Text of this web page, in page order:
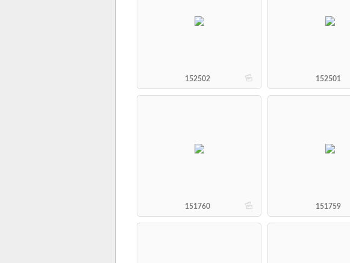
b
152502 152501
b
151760 151759